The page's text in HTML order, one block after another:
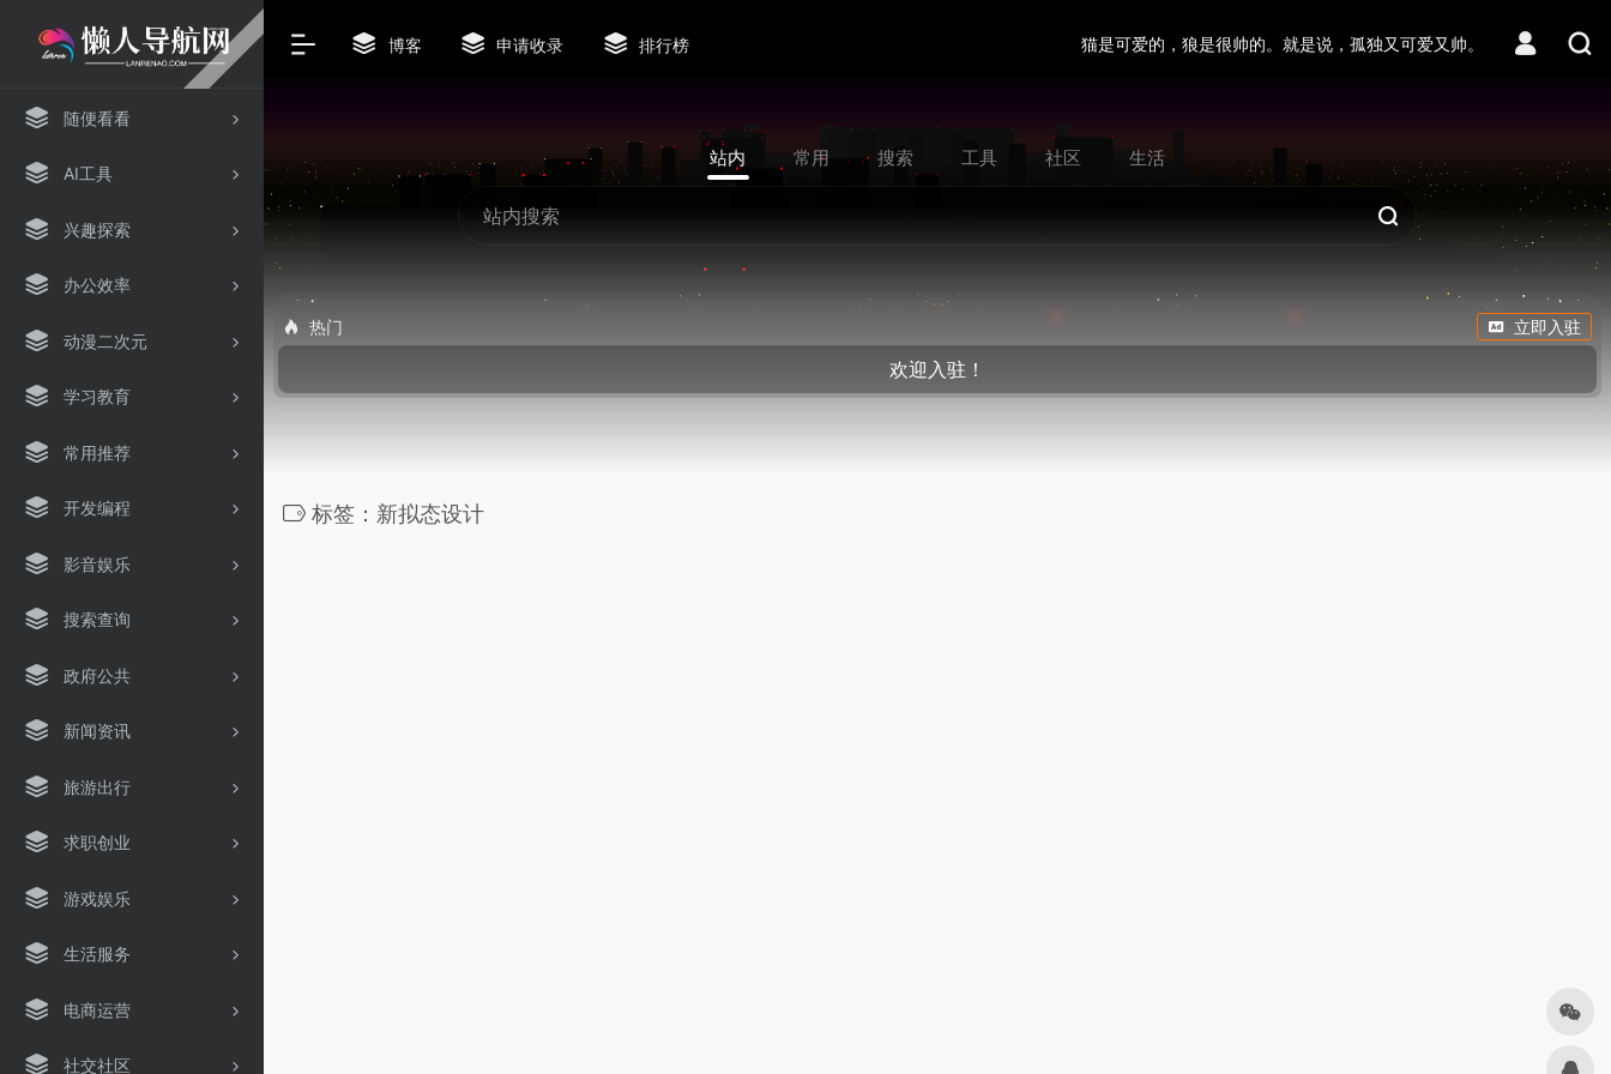
随便看看
AI工具
兴趣探索
办公效率
动漫二次元
学习教育
常用推荐
开发编程
影音娱乐
搜索查询
政府公共
新闻资讯
旅游出行
求职创业
游戏娱乐
生活服务
电商运营
社交社区
博客 申请收录 排行榜 猫是可爱的，狼是很帅的。就是说，孤独又可爱又帅。
站内 常用 搜索 工具 社区 生活
热门 立即入驻
欢迎入驻！
标签：新拟态设计